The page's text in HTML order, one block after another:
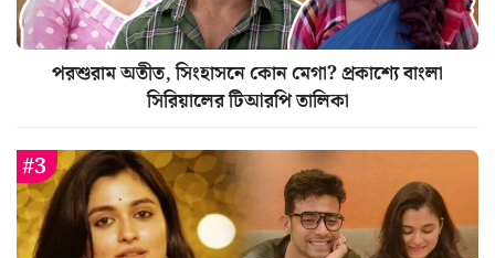
পরশুরাম অতীত, সিংহাসনে কোন মেগা? প্রকাশ্যে বাংলা
সিরিয়ালের টিআরপি তালিকা